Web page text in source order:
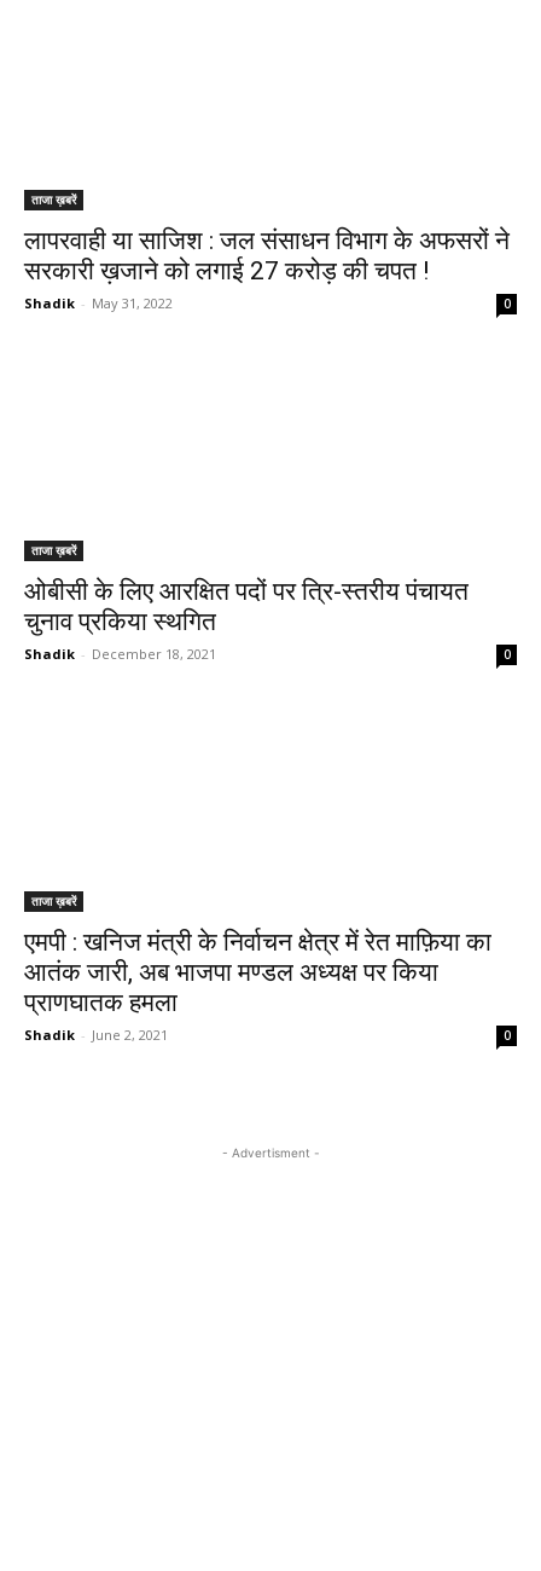
ताजा ख़बरें
लापरवाही या साजिश : जल संसाधन विभाग के अफसरों ने
सरकारी ख़जाने को लगाई 27 करोड़ की चपत !
Shadik - May 31, 2022 0
ताजा ख़बरें
ओबीसी के लिए आरक्षित पदों पर त्रि-स्तरीय पंचायत
चुनाव प्रकिया स्थगित
Shadik - December 18, 2021 0
ताजा ख़बरें
एमपी : खनिज मंत्री के निर्वाचन क्षेत्र में रेत माफ़िया का
आतंक जारी, अब भाजपा मण्डल अध्यक्ष पर किया
प्राणघातक हमला
Shadik - June 2, 2021 0
- Advertisment -